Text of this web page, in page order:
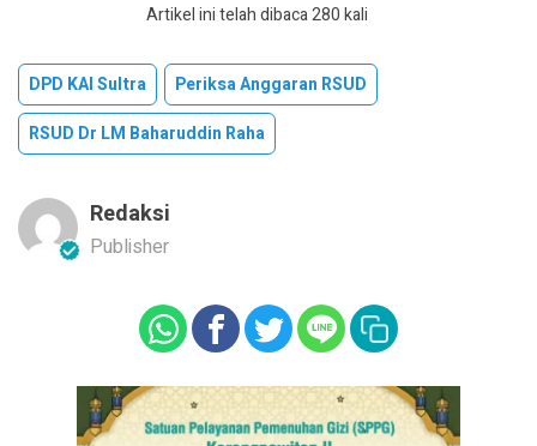
Artikel ini telah dibaca 280 kali
DPD KAI Sultra
Periksa Anggaran RSUD
RSUD Dr LM Baharuddin Raha
Redaksi
Publisher